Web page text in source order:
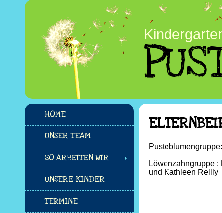
HOME
UNSER TEAM
SO ARBEITEN WIR
UNSERE KINDER
TERMINE
Löwenzahngruppe
und Kathleen Reilly